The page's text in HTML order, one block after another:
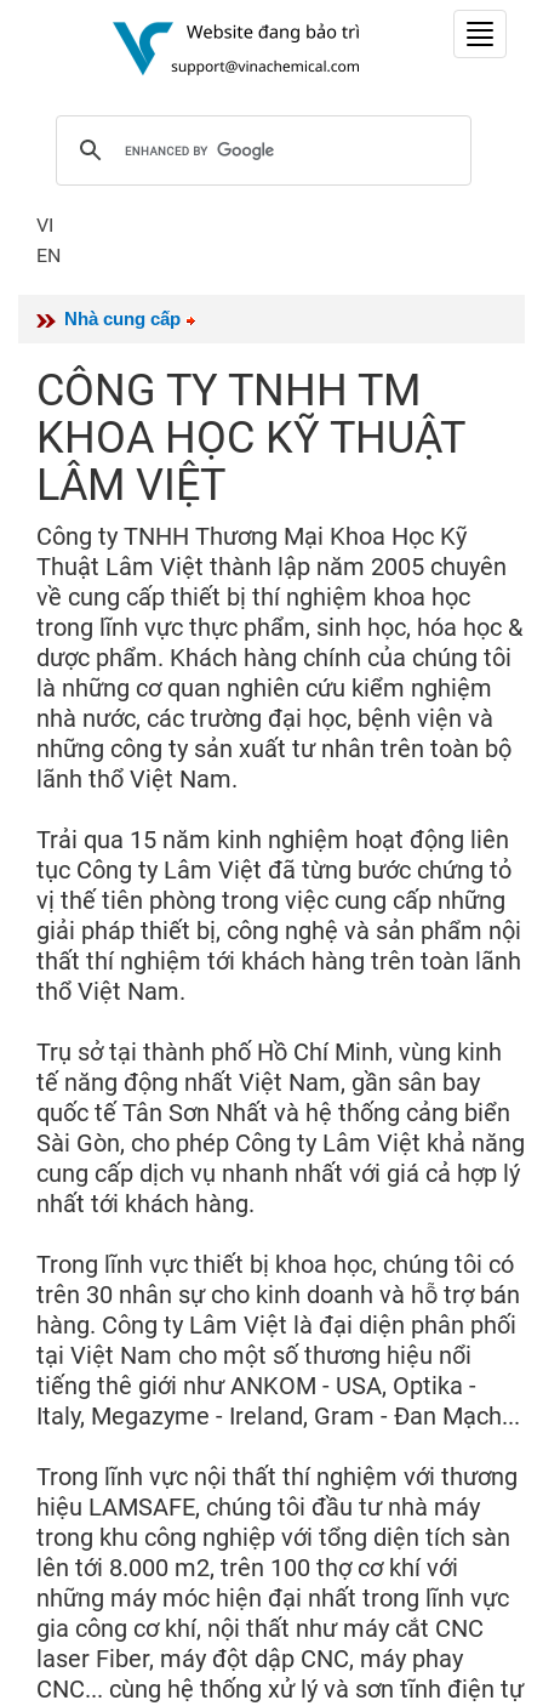
Toggle
VI
EN
Nhà cung cấp
CÔNG TY TNHH TM
KHOA HỌC KỸ THUẬT
LÂM VIỆT
Công ty TNHH Thương Mại Khoa Học Kỹ
Thuật Lâm Việt thành lập năm 2005 chuyên
về cung cấp thiết bị thí nghiệm khoa học
trong lĩnh vực thực phẩm, sinh học, hóa học &
dược phẩm. Khách hàng chính của chúng tôi
là những cơ quan nghiên cứu kiểm nghiệm
nhà nước, các trường đại học, bệnh viện và
những công ty sản xuất tư nhân trên toàn bộ
lãnh thổ Việt Nam.
Trải qua 15 năm kinh nghiệm hoạt động liên
tục Công ty Lâm Việt đã từng bước chứng tỏ
vị thế tiên phòng trong việc cung cấp những
giải pháp thiết bị, công nghệ và sản phẩm nội
thất thí nghiệm tới khách hàng trên toàn lãnh
thổ Việt Nam.
Trụ sở tại thành phố Hồ Chí Minh, vùng kinh
tế năng động nhất Việt Nam, gần sân bay
quốc tế Tân Sơn Nhất và hệ thống cảng biển
Sài Gòn, cho phép Công ty Lâm Việt khả năng
cung cấp dịch vụ nhanh nhất với giá cả hợp lý
nhất tới khách hàng.
Trong lĩnh vực thiết bị khoa học, chúng tôi có
trên 30 nhân sự cho kinh doanh và hỗ trợ bán
hàng. Công ty Lâm Việt là đại diện phân phối
tại Việt Nam cho một số thương hiệu nổi
tiếng thê giới như ANKOM - USA, Optika -
Italy, Megazyme - Ireland, Gram - Đan Mạch...
Trong lĩnh vực nội thất thí nghiệm với thương
hiệu LAMSAFE, chúng tôi đầu tư nhà máy
trong khu công nghiệp với tổng diện tích sàn
lên tới 8.000 m2, trên 100 thợ cơ khí với
những máy móc hiện đại nhất trong lĩnh vực
gia công cơ khí, nội thất như máy cắt CNC
laser Fiber, máy đột dập CNC, máy phay
CNC... cùng hệ thống xử lý và sơn tĩnh điện tự